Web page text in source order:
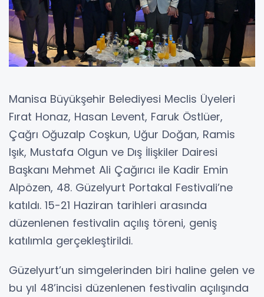
Manisa Büyükşehir Belediyesi Meclis Üyeleri
Fırat Honaz, Hasan Levent, Faruk Östlüer,
Çağrı Oğuzalp Coşkun, Uğur Doğan, Ramis
Işık, Mustafa Olgun ve Dış İlişkiler Dairesi
Başkanı Mehmet Ali Çağırıcı ile Kadir Emin
Alpözen, 48. Güzelyurt Portakal Festivali’ne
katıldı. 15-21 Haziran tarihleri arasında
düzenlenen festivalin açılış töreni, geniş
katılımla gerçekleştirildi.
Güzelyurt’un simgelerinden biri haline gelen ve
bu yıl 48’incisi düzenlenen festivalin açılışında